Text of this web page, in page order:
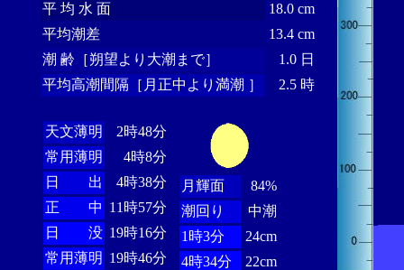
平 均 水 面
18.0 cm
平均潮差
13.4 cm
潮 齢［朔望より大潮まで］
1.0 日
平均高潮間隔［月正中より満潮 ］
2.5 時
天文薄明
2時48分
常用薄明
4時8分
日 出
4時38分
正 中 11時57分
日 没 19時16分
常用薄明 19時46分
月輝面
84%
潮回り
中潮
1時3分
24cm
4時34分
22cm